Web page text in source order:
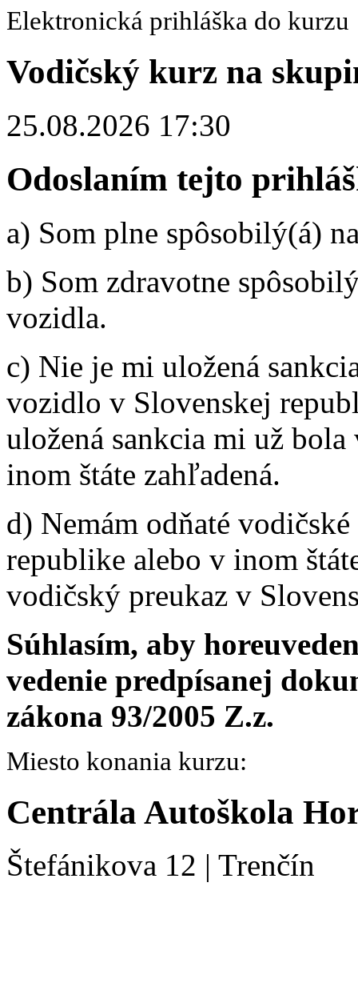
Elektronická prihláška do kurzu
Vodičský kurz na
25.08.2026 17:30
Odoslaní­m tejto
a) Som plne spôsobilý(á)
b) Som zdravotne
vozidla.
c) Nie je mi uložená
vozidlo v Slovenskej
uložená sankcia mi už
inom štáte zahľadená.
d) Nemám odňaté
republike alebo v inom
vodičský preukaz v
Súhlasím, aby
vedenie predpísanej
zákona 93/2005 Z.z.
Miesto konania kurzu:
Centrála Autoškola
Štefánikova 12 | Trenčín